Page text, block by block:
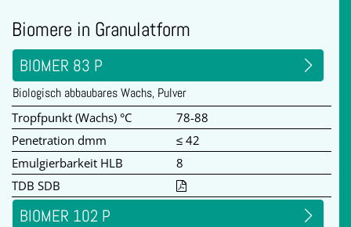
Biomere in Granulatform
BIOMER 83 P
Biologisch abbaubares Wachs, Pulver
Tropfpunkt (Wachs) °C
78-88
Penetration dmm
≤ 42
Emulgierbarkeit HLB
8
TDB SDB
BIOMER 102 P